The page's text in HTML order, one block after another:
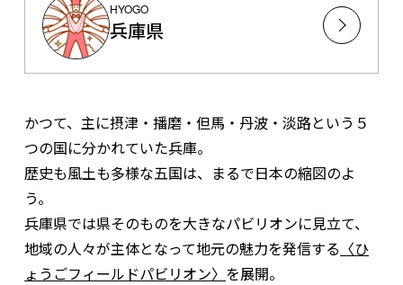
HYOGO
兵庫県
かつて、主に摂津・播磨・但馬・丹波・淡路という５
つの国に分かれていた兵庫。
歴史も風土も多様な五国は、まるで日本の縮図のよ
う。
兵庫県では県そのものを大きなパビリオンに見立て、
地域の人々が主体となって地元の魅力を発信する 〈ひ
ょうごフィールドパビリオン〉 を展開。